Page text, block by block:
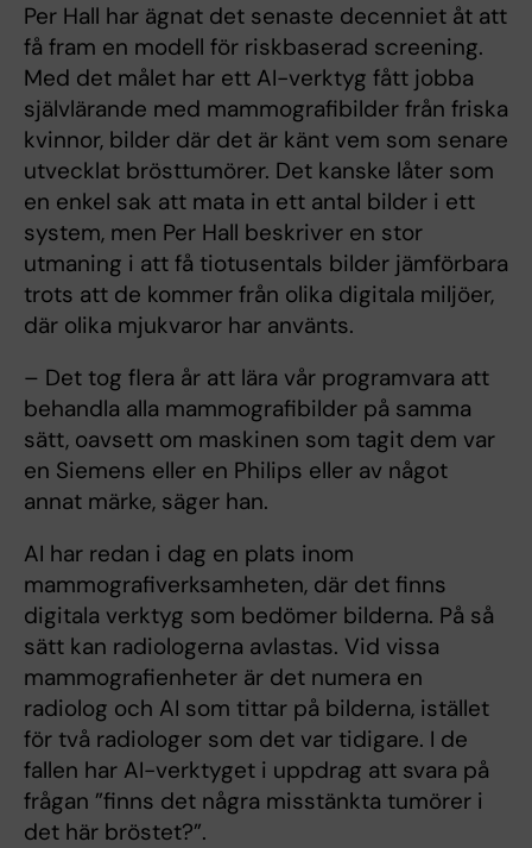
Per Hall har ägnat det senaste decenniet åt att
få fram en modell för riskbaserad screening.
Med det målet har ett AI-verktyg fått jobba
självlärande med mammografibilder från friska
kvinnor, bilder där det är känt vem som senare
utvecklat brösttumörer. Det kanske låter som
en enkel sak att mata in ett antal bilder i ett
system, men Per Hall beskriver en stor
utmaning i att få tiotusentals bilder jämförbara
trots att de kommer från olika digitala miljöer,
där olika mjukvaror har använts.
– Det tog flera år att lära vår programvara att
behandla alla mammografibilder på samma
sätt, oavsett om maskinen som tagit dem var
en Siemens eller en Philips eller av något
annat märke, säger han.
AI har redan i dag en plats inom
mammografiverksamheten, där det finns
digitala verktyg som bedömer bilderna. På så
sätt kan radiologerna avlastas. Vid vissa
mammografienheter är det numera en
radiolog och AI som tittar på bilderna, istället
för två radiologer som det var tidigare. I de
fallen har AI-verktyget i uppdrag att svara på
frågan ”finns det några misstänkta tumörer i
det här bröstet?”.